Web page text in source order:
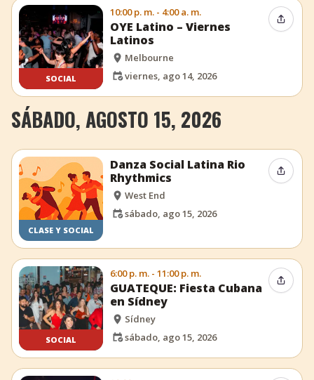
SOCIAL
10:00 p. m. - 4:00 a. m.
OYE Latino – Viernes
Latinos
Melbourne
viernes, ago 14, 2026
SÁBADO, AGOSTO 15, 2026
CLASE Y SOCIAL
Danza Social Latina Rio
Rhythmics
West End
sábado, ago 15, 2026
SOCIAL
6:00 p. m. - 11:00 p. m.
GUATEQUE: Fiesta Cubana
en Sídney
Sídney
sábado, ago 15, 2026